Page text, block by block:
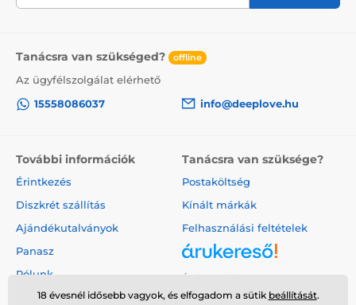
Tanácsra van szükséged? offline
Az ügyfélszolgálat elérhető
15558086037
info@deeplove.hu
További információk
Érintkezés
Diszkrét szállítás
Ajándékutalványok
Panasz
Rólunk
Tanácsra van szüksége?
Postaköltség
Kínált márkák
Felhasználási feltételek
Árukereső.hu
18 évesnél idősebb vagyok, és elfogadom a sütik beállítását.